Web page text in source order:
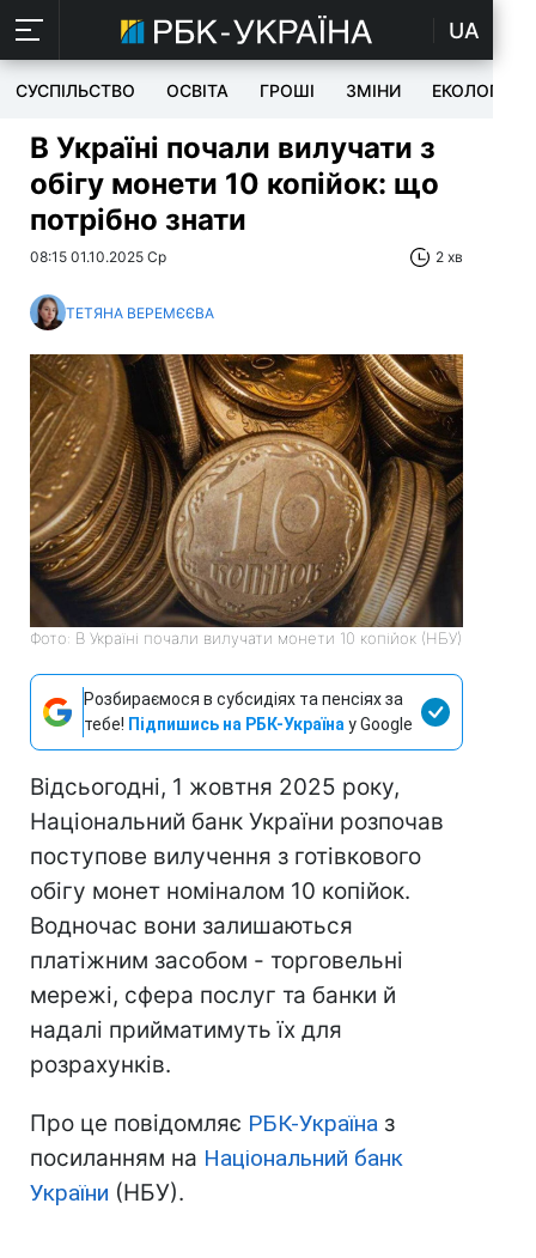
UA
СУСПІЛЬСТВО ОСВІТА ГРОШІ ЗМІНИ ЕКОЛОГІЯ
В Україні почали вилучати з
обігу монети 10 копійок: що
потрібно знати
08:15 01.10.2025 Ср 2 хв
ТЕТЯНА ВЕРЕМЄЄВА
Фото: В Україні почали вилучати монети 10 копійок (НБУ)
Розбираємося в субсидіях та пенсіях за
тебе! Підпишись на РБК-Українау Google
Відсьогодні, 1 жовтня 2025 року,
Національний банк України розпочав
поступове вилучення з готівкового
обігу монет номіналом 10 копійок.
Водночас вони залишаються
платіжним засобом - торговельні
мережі, сфера послуг та банки й
надалі прийматимуть їх для
розрахунків.
Про це повідомляє РБК-Україна з
посиланням на Національний банк
України (НБУ).